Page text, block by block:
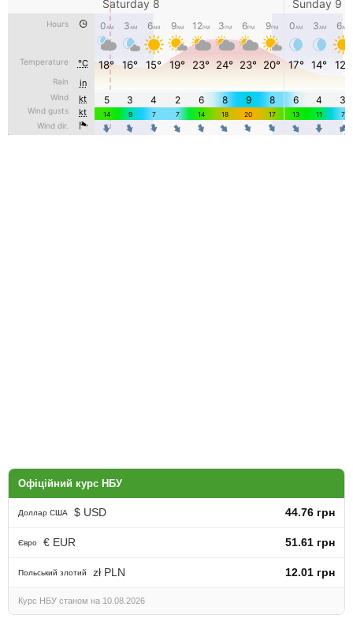
Офіційний курс НБУ
Доллар США $ USD 44.76 грн
Євро € EUR 51.61 грн
Польський злотий zł PLN 12.01 грн
Курс НБУ станом на 10.08.2026